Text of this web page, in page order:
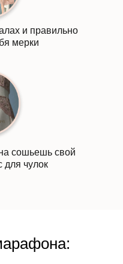
и правильно
мерки
сошьешь свой
для чулок